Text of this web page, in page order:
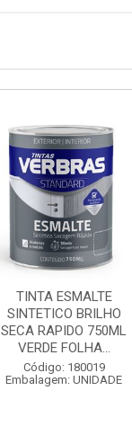
TINTA ESMALTE
SINTETICO BRILHO
SECA RAPIDO 750ML
VERDE FOLHA...
Código: 180019
Embalagem: UNIDADE